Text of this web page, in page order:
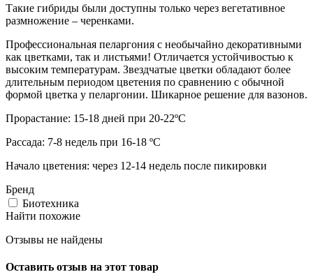
Такие гибриды были доступны только через вегетативное
размножение – черенками.
Профессиональная пеларгония с необычайно декоративными
как цветками, так и листьями! Отличается устойчивостью к
высоким температурам. Звездчатые цветки обладают более
длительным периодом цветения по сравнению с обычной
формой цветка у пеларгонии. Шикарное решение для вазонов.
Прорастание: 15-18 дней при 20-22ºС
Рассада: 7-8 недель при 16-18 ºС
Начало цветения: через 12-14 недель после пикировки
Бренд
Биотехника
Найти похожие
Отзывы не найдены
Оставить отзыв на этот товар